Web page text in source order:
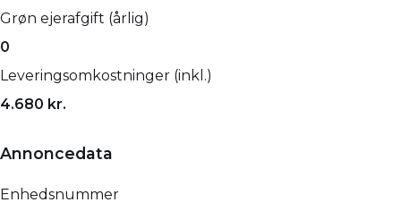
Grøn ejerafgift (årlig)
0
Leveringsomkostninger (inkl.)
4.680 kr.
Annoncedata
Enhedsnummer